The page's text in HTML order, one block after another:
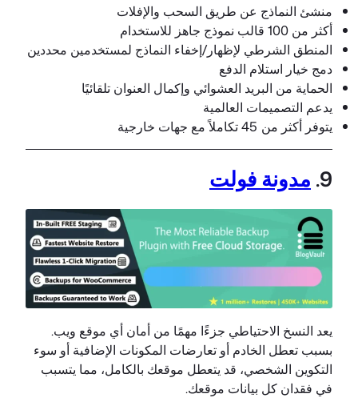
منشئ النماذج عن طريق السحب والإفلات
أكثر من 100 قالب نموذج جاهز للاستخدام
المنطق الشرطي لإظهار/إخفاء النماذج لمستخدمين محددين
دمج خيار استلام الدفع
الحماية من البريد العشوائي وإكمال العنوان تلقائيًا
يدعم التصميمات العالمية
يتوفر أكثر من 45 تكاملاً مع جهات خارجية
9. مدونة فولت
يعد النسخ الاحتياطي جزءًا مهمًا من أمان أي موقع ويب.
بسبب تعطل الخادم أو تعارضات المكونات الإضافية أو سوء
التكوين الشخصي، قد يتعطل موقعك بالكامل، مما يتسبب
في فقدان كل بيانات موقعك.